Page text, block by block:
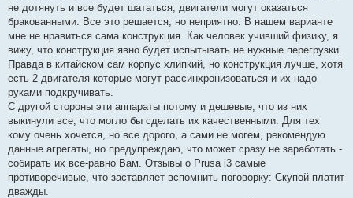
не дотянуть и все будет шататься, двигатели могут оказаться
бракованными. Все это решается, но неприятно. В нашем варианте
мне не нравиться сама конструкция. Как человек учивший физику, я
вижу, что конструкция явно будет испытывать не нужные перегрузки.
Правда в китайском сам корпус хлипкий, но конструкция лучше, хотя
есть 2 двигателя которые могут рассинхронизоваться и их надо
руками подкручивать.
С другой стороны эти аппараты потому и дешевые, что из них
выкинули все, что могло бы сделать их качественными. Для тех
кому очень хочется, но все дорого, а сами не могем, рекомендую
данные агрегаты, но предупреждаю, что может сразу не заработать -
собирать их все-равно Вам. Отзывы о Prusa i3 самые
противоречивые, что заставляет вспомнить поговорку: Скупой платит
дважды.